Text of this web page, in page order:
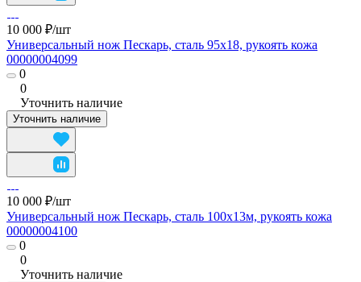
10 000 ₽/шт
Универсальный нож Пескарь, сталь 95х18, рукоять кожа
00000004099
0
0
Уточнить наличие
Уточнить наличие
10 000 ₽/шт
Универсальный нож Пескарь, сталь 100х13м, рукоять кожа
00000004100
0
0
Уточнить наличие